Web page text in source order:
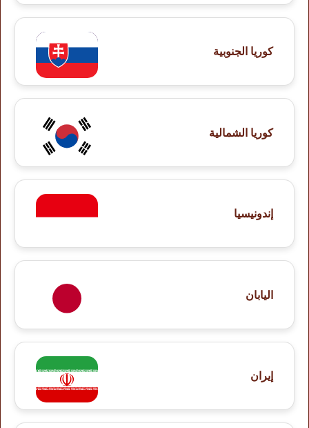
كوريا الجنوبية
كوريا الشمالية
إندونيسيا
اليابان
إيران